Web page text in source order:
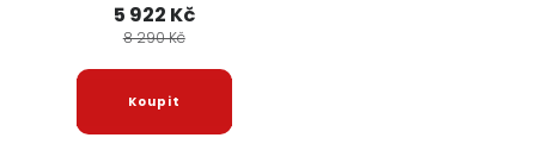
5 922 Kč
8 290 Kč